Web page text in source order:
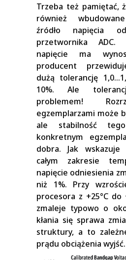
Trzeba też pamiętać,
również
źródło napięcia
przetwornika ADC.
napięcie ma
producent
dużą tolerancję
10%. Ale
problemem!
egzemplarzami może
ale stabilność
konkretnym
dobra. Jak wskazuje
całym zakresie
napięcie odniesienia
niż 1%. Przy
procesora z +25°C do
zmaleje typowo o
kłania się sprawa
struktury, a to
prądu obciążenia wyjść.